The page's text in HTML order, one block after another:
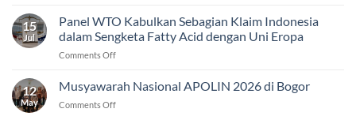
WTO
Jadi
Modal
Indonesia
Akses
15
Jul
Panel WTO Kabulkan Sebagian Klaim Indonesia
dalam Sengketa Fatty Acid dengan Uni Eropa
Comments Offon
WTO
Kabulkan
Sebagian
12
May
Musyawarah Nasional APOLIN 2026 di Bogor
Comments Offon